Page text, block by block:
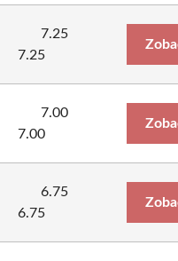
7.25
7.25
7.00
7.00
6.75
6.75